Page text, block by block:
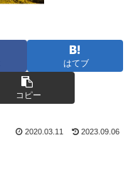
はてブ
コピー
2020.03.11 2023.09.06